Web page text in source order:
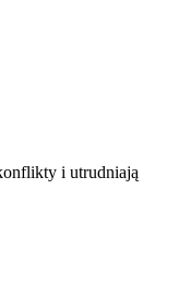
i utrudniają